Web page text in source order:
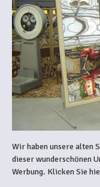
Wir haben unsere alten
dieser wunderschönen
Werbung. Klicken Sie